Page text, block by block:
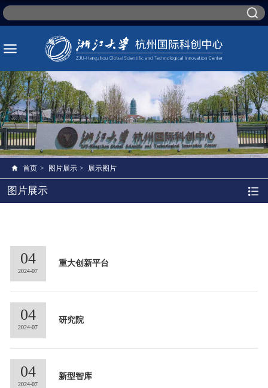
首页 > 图片展示 > 展示图片
图片展示
04
2024-07
重大创新平台
04
2024-07
研究院
04
2024-07
新型智库